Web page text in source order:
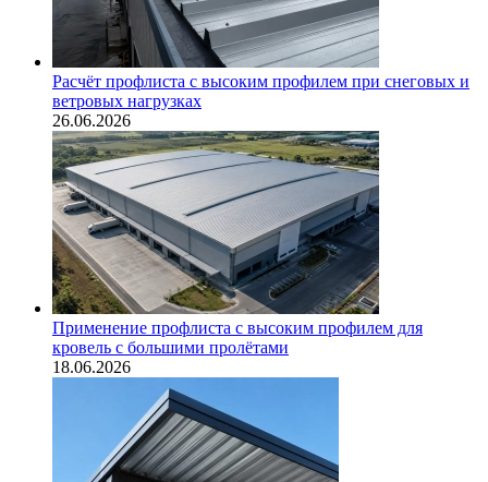
Расчёт профлиста с высоким профилем при снеговых и
ветровых нагрузках
26.06.2026
Применение профлиста с высоким профилем для
кровель с большими пролётами
18.06.2026